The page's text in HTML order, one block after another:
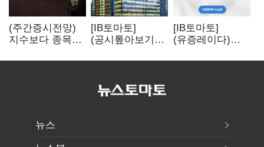
(주간증시전망)
지수보다 종목…
이어진다
[IB토마토]
(공시톺아보기)
바로 매출로
[IB토마토]
(유증레이다)
3분의 1 토막…
뉴스